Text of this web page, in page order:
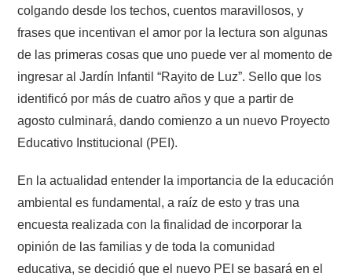
colgando desde los techos, cuentos maravillosos, y
frases que incentivan el amor por la lectura son algunas
de las primeras cosas que uno puede ver al momento de
ingresar al Jardín Infantil “Rayito de Luz”. Sello que los
identificó por más de cuatro años y que a partir de
agosto culminará, dando comienzo a un nuevo Proyecto
Educativo Institucional (PEI).
En la actualidad entender la importancia de la educación
ambiental es fundamental, a raíz de esto y tras una
encuesta realizada con la finalidad de incorporar la
opinión de las familias y de toda la comunidad
educativa, se decidió que el nuevo PEI se basará en el